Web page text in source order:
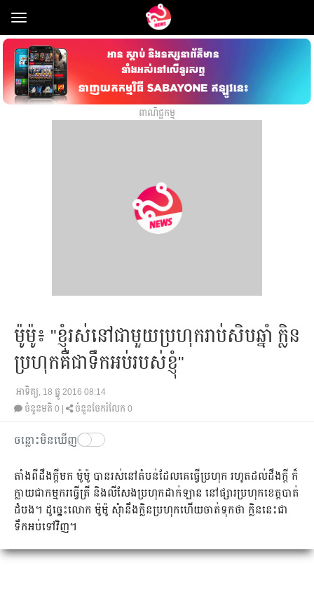
Toggle
navigation
ពាណិជ្ជកម្ម
ម៉ូម៉ូ៖ "ខ្ញុំ​រស់​នៅ​ជាមួយ​ប្រហុក​រាប់​សិប​ឆ្នាំ​ ក្លិន​
ប្រហុក​គឺជា​ទឹក​អប់​របស់​ខ្ញុំ"
អាទិត្យ, 18 ធ្នូ 2016 08:14
ចំនួនមតិ 0 ចំនួនចែករំលែក 0
ចន្លោះមិនឃើញ
តាំង​ពី​ដឹង​ក្ដី​មក​ ម៉ូម៉ូ បាន​រស់​នៅ​តំបន់​ដែល​គេ​ធ្វើ​ប្រហុក រហូត​ដល់​ដឹង​​ក្ដី ក៏​
ក្លាយ​ជា​កម្មករ​ធ្វើ​ត្រី និង​លីសែង​ប្រហុក​ដាក់​ឡាន នៅ​ផ្សារ​ប្រហុក​ខេត្ត​បាត់​
ដំបង។ ដូច្នេះ​លោក ម៉ូម៉ូ សុំា​នឹង​ក្លិន​ប្រហុក​ហើយ​ចាត់​ទុក​ថា ក្លិន​នេះ​ជា​
ទឹក​អប់​ទៅ​វិញ។